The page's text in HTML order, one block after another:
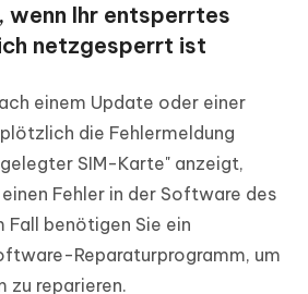
wenn Ihr entsperrtes
netzgesperrt ist
einem Update oder einer
die Fehlermeldung
SIM-Karte" anzeigt,
Fehler in der Software des
Fall benötigen Sie ein
Reparaturprogramm, um
zu reparieren.